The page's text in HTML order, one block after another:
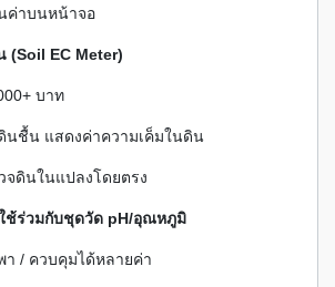
ค่าบนหน้าจอ
(Soil EC Meter)
บาท
นชื้น แสดงค่าความเค็มในดิน
จดินในแปลงโดยตรง
ช้ร่วมกับชุดวัด pH/อุณหภูมิ
า / ควบคุมได้หลายค่า